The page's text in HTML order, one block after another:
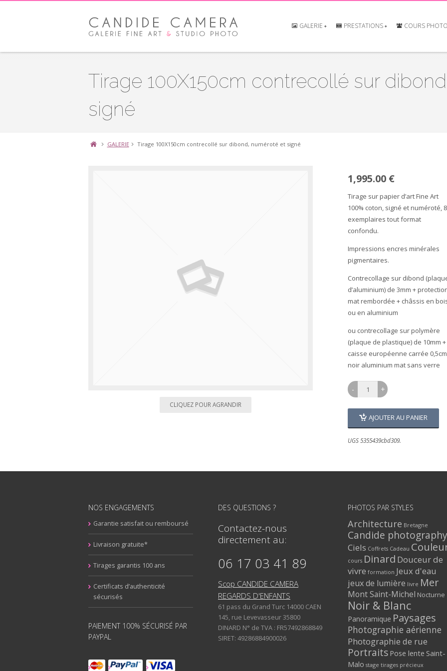
GALERIE PRESTATIONS COURS PHOTO
Tirage 100X150cm contrecollé sur
signé
GALERIE Tirage 100X150cm contrecollé sur dibond, numéroté et signé
CLIQUEZ POUR AGRANDIR
1,995.00 €
Tirage sur papier d’art Fine Art
100% coton, signé et numéroté, 8
exemplaires tout format
confondu.
Impressions encres minérales
pigmentaires.
Contrecollage sur dibond
d’aluminium) de 3mm +
mat rembordée + châssis en
ou en aluminium
ou contrecollage sur polymère
(plaque de plastique) de 10mm +
caisse européenne carrée 0,5cm
noir aluminium mat sans verre
AJOUTER AU PANIER
UGS 5355439cbd309.
NOS ENGAGEMENTS
Garantie satisfait ou remboursé
Livraison gratuite*
Tirages garantis 100 ans
Certificats d’authenticité
sécurisés
PAIEMENT 100% SÉCURISÉ PAR
PAYPAL
DES QUESTIONS ?
Contactez-nous
directement au:
06 17 03 41 89
Scop CANDIDE CAMERA
REGARDS D'ENFANTS
61 pass du Grand Turc 14000 CAEN
145, rue Levevasseur 35800
DINARD N° de TVA : FR57492868849
SIRET: 49286884900026
PHOTOS PAR STYLES
Architecture Bretagne
Candide photography
Ciels Coffrets Cadeau
cours Dinard Douceur de
vivre formation Jeux d'eau
jeux de lumière livre Mer
Mont Saint-Michel Nocturne
Noir & Blanc
Panoramique Paysages
Photographie aérienne
Photographie de rue
Portraits Pose lente Saint-
Malo stage tirages précieux